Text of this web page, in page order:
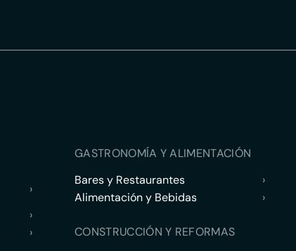
›
›
›
GASTRONOMÍA Y ALIMENTACIÓN
Bares y Restaurantes
›
Alimentación y Bebidas
›
CONSTRUCCIÓN Y REFORMAS